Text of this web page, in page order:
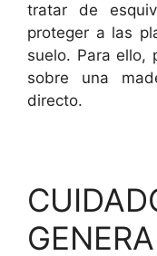
tratar de
proteger a las
suelo. Para ello,
sobre una
directo.